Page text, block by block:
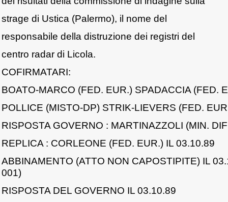
strage di Ustica (Palermo), il nome del
responsabile della distruzione dei registri del
centro radar di Licola.
COFIRMATARI:
BOATO-MARCO (FED. EUR.) SPADACCIA (FED.
POLLICE (MISTO-DP) STRIK-LIEVERS (FED.
RISPOSTA GOVERNO : MARTINAZZOLI (MIN.
REPLICA : CORLEONE (FED. EUR.) IL 03.10.89
ABBINAMENTO (ATTO NON CAPOSTIPITE) IL
001)
RISPOSTA DEL GOVERNO IL 03.10.89